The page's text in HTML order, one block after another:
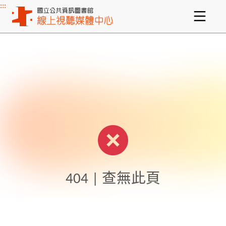
主要內容區塊
:::
404 | 查無此頁